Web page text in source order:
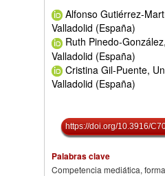
Alfonso Gutiérrez-
Valladolid (España)
Ruth Pinedo-
Valladolid (España)
Cristina Gil-Puente,
Valladolid (España)
https://doi.org/10.3916/
Palabras clave
Competencia mediática,